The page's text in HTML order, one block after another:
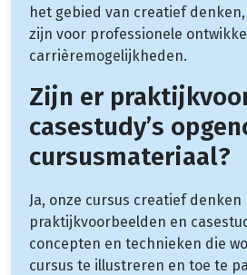
het gebied van creatief
zijn voor professionele
carrièremogelijkheden.
Zijn er
casestudy’s
cursusmateriaal?
Ja, onze cursus creatief denken
praktijkvoorbeelden en
concepten en technieken die
cursus te illustreren en toe te